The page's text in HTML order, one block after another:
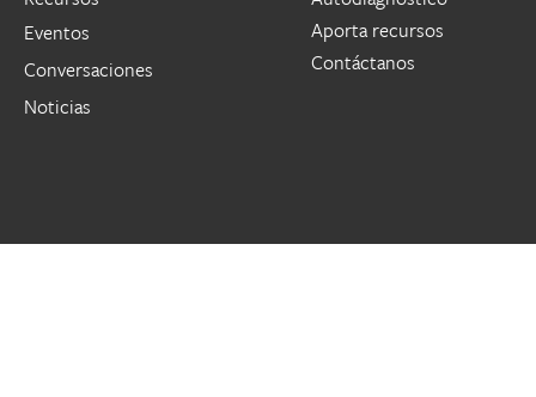
Eventos
Conversaciones
Noticias
Aporta recursos
Contáctanos